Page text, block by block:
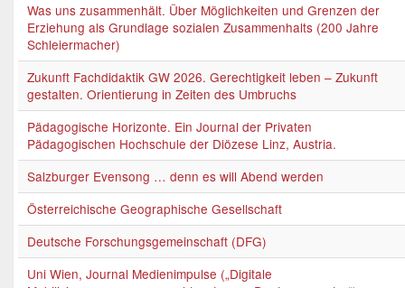
Was uns zusammenhält. Über Möglichkeiten und Grenzen der
Erziehung als Grundlage sozialen Zusammenhalts (200 Jahre
Schleiermacher)
Zukunft Fachdidaktik GW 2026. Gerechtigkeit leben – Zukunft
gestalten. Orientierung in Zeiten des Umbruchs
Pädagogische Horizonte. Ein Journal der Privaten
Pädagogischen Hochschule der Diözese Linz, Austria.
Salzburger Evensong … denn es will Abend werden
Österreichische Geographische Gesellschaft
Deutsche Forschungsgemeinschaft (DFG)
Uni Wien, Journal Medienimpulse („Digitale